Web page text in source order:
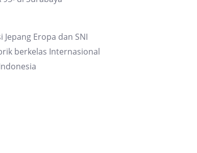
Eropa dan SNI
berkelas Internasional